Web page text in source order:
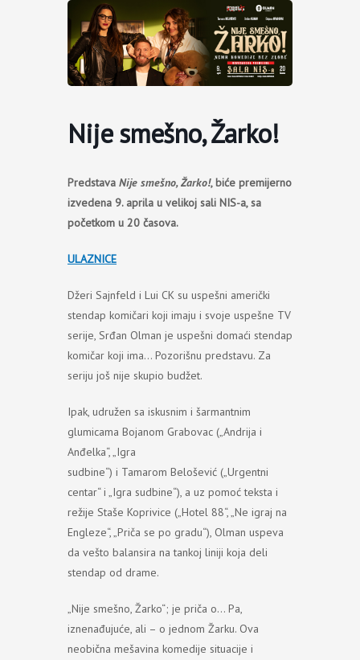
Nije smešno, Žarko!
Predstava Nije smešno, Žarko!, biće premijerno
izvedena 9. aprila u velikoj sali NIS-a, sa
početkom u 20 časova.
ULAZNICE
Džeri Sajnfeld i Lui CK su uspešni američki
stendap komičari koji imaju i svoje uspešne TV
serije, Srđan Olman je uspešni domaći stendap
komičar koji ima… Pozorišnu predstavu. Za
seriju još nije skupio budžet.
Ipak, udružen sa iskusnim i šarmantnim
glumicama Bojanom Grabovac („Andrija i
Anđelka“, „Igra
sudbine“) i Tamarom Belošević („Urgentni
centar“ i „Igra sudbine“), a uz pomoć teksta i
režije Staše Koprivice („Hotel 88“, „Ne igraj na
Engleze“, „Priča se po gradu“), Olman uspeva
da vešto balansira na tankoj liniji koja deli
stendap od drame.
„Nije smešno, Žarko“; je priča o… Pa,
iznenađujuće, ali – o jednom Žarku. Ova
neobična mešavina komedije situacije i